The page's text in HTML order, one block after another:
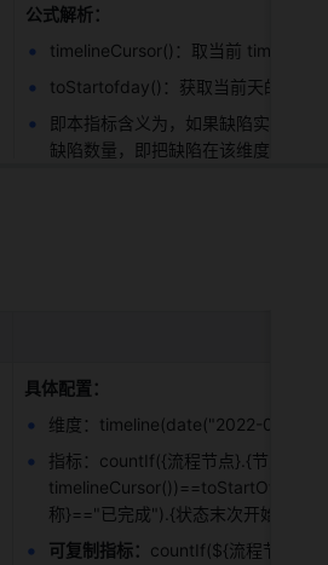
公式解析：
timelineCursor()：取当前 timeline
toStartofday()：获取当前天的起始
即本指标含义为，如果缺陷实例
缺陷数量，即把缺陷在该维度上计
具体配置：
维度：timeline(date("2022-01-
指标：countIf({流程节点}.{节点子
称}=="已完成").{状态末次开始时间
可复制指标： countIf(${流程节点